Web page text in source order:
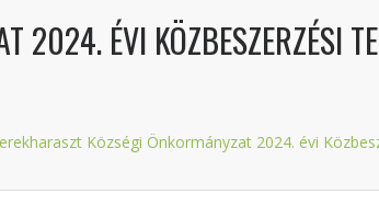
2024. ÉVI KÖZBESZERZÉSI
Községi Önkormányzat 2024. évi